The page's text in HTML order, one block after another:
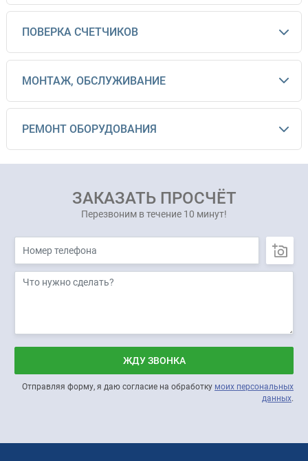
ПОВЕРКА СЧЕТЧИКОВ
МОНТАЖ, ОБСЛУЖИВАНИЕ
РЕМОНТ ОБОРУДОВАНИЯ
ЗАКАЗАТЬ ПРОСЧЁТ
Перезвоним в течение 10 минут!
ЖДУ ЗВОНКА
Отправляя форму, я даю согласие на обработку моих персональных
данных.